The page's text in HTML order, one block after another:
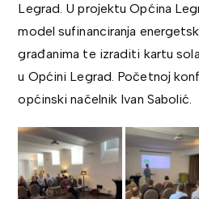
Legrad. U projektu Općina
model sufinanciranja
građanima te izraditi kartu
u Općini Legrad. Početnoj
općinski načelnik Ivan Sabolić.